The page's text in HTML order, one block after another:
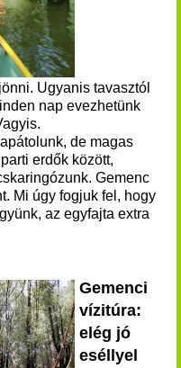
Ugyanis tavasztól
nap evezhetünk
de magas
erdők között,
Gemenc
Mi úgy fogjuk fel, hogy
az egyfajta extra
Gemenci
vízitúra:
elég jó
eséllyel